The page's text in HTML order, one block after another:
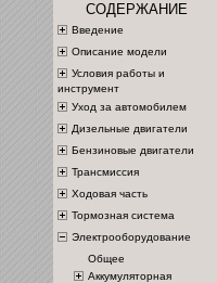
СОДЕРЖАНИЕ
Введение
Описание модели
Условия работы и
инструмент
Уход за автомобилем
Дизельные двигатели
Бензиновые двигатели
Трансмиссия
Ходовая часть
Тормозная система
Электрооборудование
Общее
Аккумуляторная